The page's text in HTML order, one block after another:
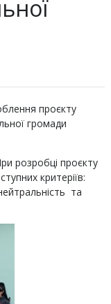
проєкту
громади
розробці проєкту
критеріїв:
та